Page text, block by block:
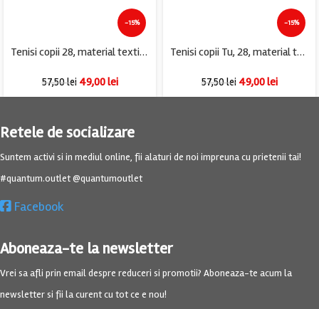
-15%
Tenisi copii 28, material textil, negru
57,50lei 49,00lei
-15%
Tenisi copii Tu, 28, material textil, negru
57,50lei 49,00lei
Retele de socializare
Suntem activi si in mediul online, fii alaturi de noi impreuna cu prietenii tai!
#quantum.outlet @quantumoutlet
Facebook
Aboneaza-te la newsletter
Vrei sa afli prin email despre reduceri si promotii? Aboneaza-te acum la
newsletter si fii la curent cu tot ce e nou!